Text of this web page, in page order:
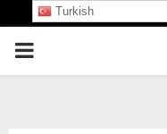
PRIMARY
Turkish